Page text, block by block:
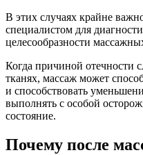
В этих случаях крайне
специалистом для
целесообразности
Когда причиной отечности
тканях, массаж может
и способствовать
выполнять с особой
состояние.
Почему после